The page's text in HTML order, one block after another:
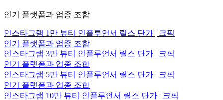
인기 플랫폼과 업종 조합
인스타그램 1만 뷰티 인플루언서 릴스 단가 | 크픽
인기 플랫폼과 업종 조합
인스타그램 3만 뷰티 인플루언서 릴스 단가 | 크픽
인기 플랫폼과 업종 조합
인스타그램 5만 뷰티 인플루언서 릴스 단가 | 크픽
인기 플랫폼과 업종 조합
인스타그램 10만 뷰티 인플루언서 릴스 단가 | 크픽